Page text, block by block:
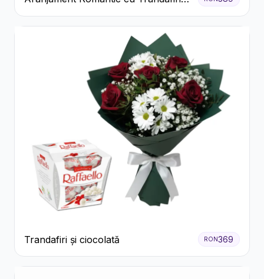
Roșii și Șampanie rose
Trandafiri și ciocolată RON369